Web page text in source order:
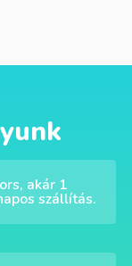
akár 1
szállítás.